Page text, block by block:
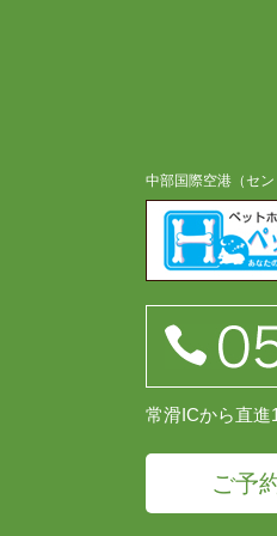
中部国際空港（セ
常滑ICから直進
ご予